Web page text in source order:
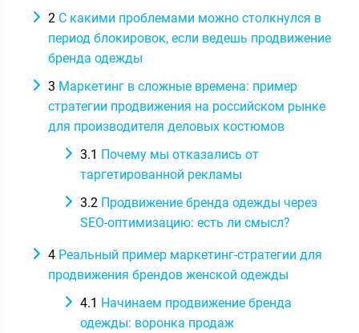
2 С какими проблемами можно столкнулся в
период блокировок, если ведешь продвижение
бренда одежды
3 Маркетинг в сложные времена: пример
стратегии продвижения на российском рынке
для производителя деловых костюмов
3.1 Почему мы отказались от
таргетированной рекламы
3.2 Продвижение бренда одежды через
SEO-оптимизацию: есть ли смысл?
4 Реальный пример маркетинг-стратегии для
продвижения брендов женской одежды
4.1 Начинаем продвижение бренда
одежды: воронка продаж